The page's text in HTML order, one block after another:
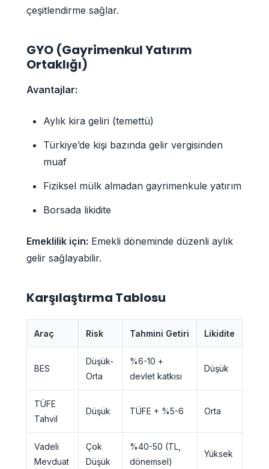
çeşitlendirme sağlar.
GYO (Gayrimenkul Yatırım
Ortaklığı)
Avantajlar:
Aylık kira geliri (temettü)
Türkiye’de kişi bazında gelir vergisinden
muaf
Fiziksel mülk almadan gayrimenkule yatırım
Borsada likidite
Emeklilik için: Emekli döneminde düzenli aylık
gelir sağlayabilir.
Karşılaştırma Tablosu
Araç Risk Tahmini Getiri Likidite
BES
Düşük-
Orta
%6-10 +
devlet katkısı
Düşük
TÜFE
Tahvil
Düşük TÜFE + %5-6 Orta
Vadeli
Mevduat
Çok
Düşük
%40-50 (TL,
dönemsel)
Yüksek